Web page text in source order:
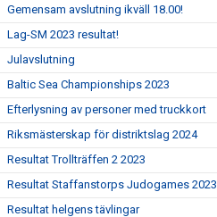
Gemensam avslutning ikväll 18.00!
Lag-SM 2023 resultat!
Julavslutning
Baltic Sea Championships 2023
Efterlysning av personer med truckkort
Riksmästerskap för distriktslag 2024
Resultat Trollträffen 2 2023
Resultat Staffanstorps Judogames 2023
Resultat helgens tävlingar